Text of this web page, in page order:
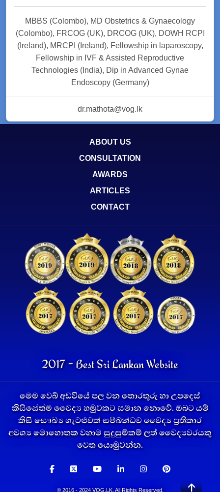
MBBS (Colombo), MD Obstetrics & Gynaecology
(Colombo), FRCOG (UK), DRCOG (UK), DOWH RCPI
(Ireland), MRCPI (Ireland), Fellowship in laparoscopy,
Fellowship in IVF & Assisted Reproductive
Technologies (India), Dip in Advanced Gynae
Endoscopy (Germany)
dr.mathota@vog.lk
ABOUT US
CONSULTATION
AWARDS
ARTICLES
CONTACT
2017 - Best Sri Lankan Website
මෙම වෙබ් අඩවියේ පල වන තොරතුරු හා උපදෙස්
කිසිසේත්ම වෛද්‍ය හමුවකට සමාන නොවේ. ඔබට යම්
කිසි සෞඛ්‍ය ගැටළුවක් සම්බන්ධව වෛද්‍ය ප්‍රතිකාර
අවශ්‍ය මොහොතක වහාම සුදුසුම්කම් ලත් වෛද්‍යවරයකු
වෙත යොමුවන්න.
© 2016 - 2024 VOG.LK. All Rights Reserved.